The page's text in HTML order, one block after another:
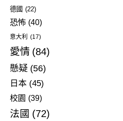
德國 (22)
恐怖 (40)
意大利 (17)
愛情 (84)
懸疑 (56)
日本 (45)
校園 (39)
法國 (72)